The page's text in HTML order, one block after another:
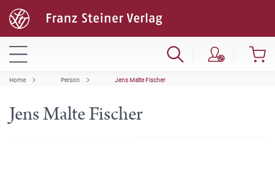
Home Person Jens Malte Fischer
Jens Malte Fischer